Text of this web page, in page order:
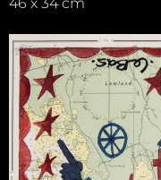
46 x 34 cm